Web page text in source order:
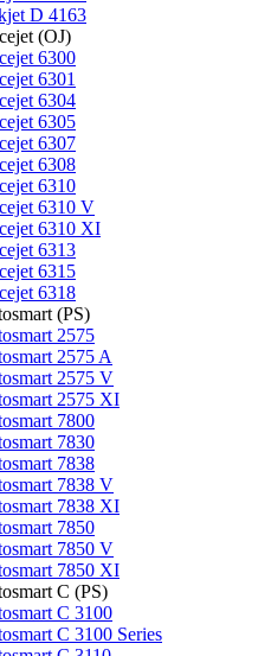
D 4163
(OJ)
6300
6301
6304
6305
6307
6308
6310
6310 V
6310 XI
6313
6315
6318
(PS)
2575
2575 A
2575 V
2575 XI
7800
7830
7838
7838 V
7838 XI
7850
7850 V
7850 XI
C (PS)
C 3100
C 3100 Series